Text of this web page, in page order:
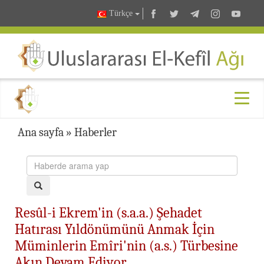
Türkçe
Ana sayfa » Haberler
Resûl-i Ekrem'in (s.a.a.) Şehadet
Hatırası Yıldönümünü Anmak İçin
Müminlerin Emîri'nin (a.s.) Türbesine